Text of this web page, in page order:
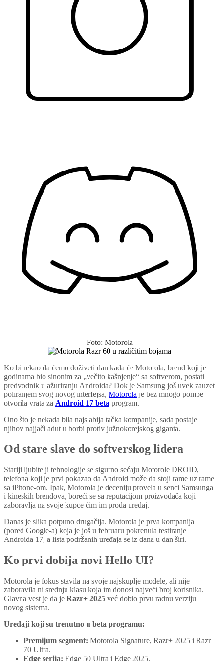
Foto: Motorola
Ko bi rekao da ćemo doživeti dan kada će Motorola, brend koji je
godinama bio sinonim za „večito kašnjenje“ sa softverom, postati
predvodnik u ažuriranju Androida? Dok je Samsung još uvek zauzet
poliranjem svog novog interfejsa, Motorola je bez mnogo pompe
otvorila vrata za Android 17 beta program.
Ono što je nekada bila najslabija tačka kompanije, sada postaje
njihov najjači adut u borbi protiv južnokorejskog giganta.
Od stare slave do softverskog lidera
Stariji ljubitelji tehnologije se sigurno sećaju Motorole DROID,
telefona koji je prvi pokazao da Android može da stoji rame uz rame
sa iPhone-om. Ipak, Motorola je deceniju provela u senci Samsunga
i kineskih brendova, boreći se sa reputacijom proizvođača koji
zaboravlja na svoje kupce čim im proda uređaj.
Danas je slika potpuno drugačija. Motorola je prva kompanija
(pored Google-a) koja je još u februaru pokrenula testiranje
Androida 17, a lista podržanih uređaja se iz dana u dan širi.
Ko prvi dobija novi Hello UI?
Motorola je fokus stavila na svoje najskuplje modele, ali nije
zaboravila ni srednju klasu koja im donosi najveći broj korisnika.
Glavna vest je da je Razr+ 2025 već dobio prvu radnu verziju
novog sistema.
Uređaji koji su trenutno u beta programu:
Premijum segment: Motorola Signature, Razr+ 2025 i Razr
70 Ultra.
Edge serija: Edge 50 Ultra i Edge 2025.